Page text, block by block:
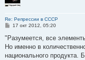
Re: Репрессии в СССР
С
о
щ
е
17 окт 2012, 05:20
"Разумеется, все
Но именно в
национального продукта.